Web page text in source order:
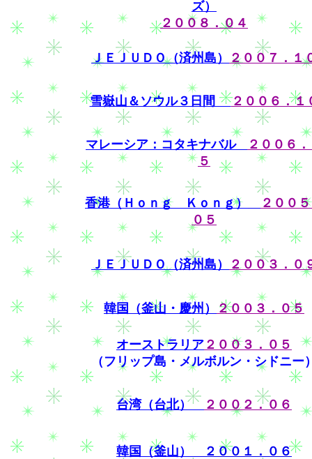
ズ）
２００８．０４
ＪＥＪＵＤＯ（済州島） ２００７．１
雪嶽山＆ソウル３日間２００６．１
マレーシア：コタキナバル
２００６
５
香港（Ｈｏｎｇ Ｋｏｎｇ）
２００
０５
ＪＥＪＵＤＯ（済州島） ２００３．０
韓国（釜山・慶州） ２００３．０５
オーストラリア ２００３．０５
（フリップ島・メルボルン・シドニー
台湾（台北） ２００２．０６
韓国（釜山） ２００１．０６